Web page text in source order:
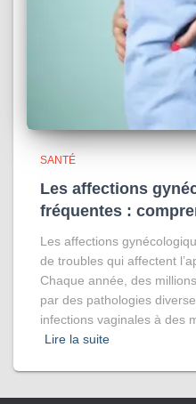
SANTÉ
Les affections
fréquentes :
Les affections
de troubles qui affectent
Chaque année, des
par des pathologies
infections vaginales à des
Lire la suite